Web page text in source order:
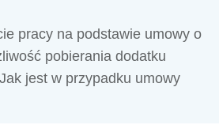
pracy na podstawie umowy o
pobierania dodatku
jest w przypadku umowy